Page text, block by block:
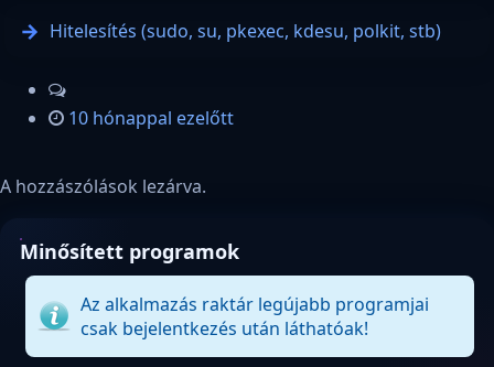
Hitelesítés (sudo, su, pkexec, kdesu, polkit, stb)
10 hónappal ezelőtt
A hozzászólások lezárva.
Minősített programok
Az alkalmazás raktár legújabb programjai
csak bejelentkezés után láthatóak!